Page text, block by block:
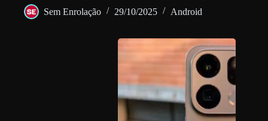
Sem Enrolação 29/10/2025 Android